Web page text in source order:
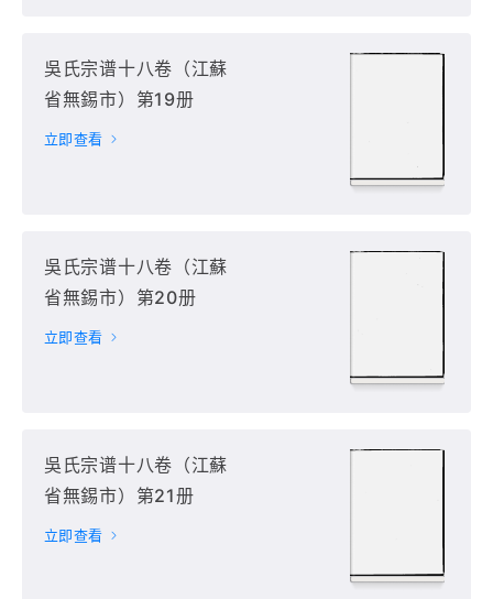
吳氏宗谱十八卷（江蘇
省無錫市）第19册
立即查看
吳氏宗谱十八卷（江蘇
省無錫市）第20册
立即查看
吳氏宗谱十八卷（江蘇
省無錫市）第21册
立即查看